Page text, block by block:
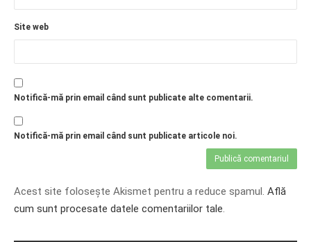
Site web
Notifică-mă prin email când sunt publicate alte comentarii.
Notifică-mă prin email când sunt publicate articole noi.
Acest site folosește Akismet pentru a reduce spamul. Află
cum sunt procesate datele comentariilor tale.